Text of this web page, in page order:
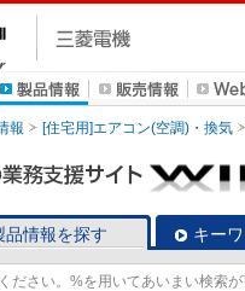
報 [住宅用]エアコン(空調)・換気
品情報を探す キー